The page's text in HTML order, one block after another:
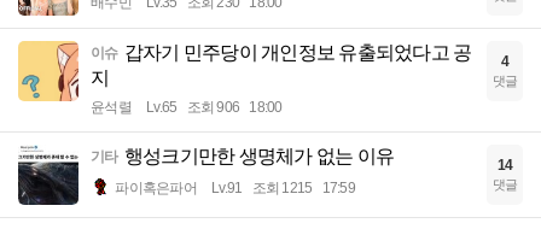
이슈 갑자기 민주당이 개인정보 유출되었다고 공
지
윤석렬 Lv.65 조회 906 18:00
4
댓글
기타 행성크기만한 생명체가 없는 이유
파이혹은파어 Lv.91 조회 1215 17:59
14
댓글